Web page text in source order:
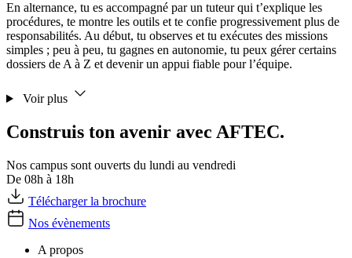
En alternance, tu es accompagné par un tuteur qui t’explique les
procédures, te montre les outils et te confie progressivement plus de
responsabilités. Au début, tu observes et tu exécutes des missions
simples ; peu à peu, tu gagnes en autonomie, tu peux gérer certains
dossiers de A à Z et devenir un appui fiable pour l’équipe.
Voir plus
Construis ton avenir avec AFTEC.
Nos campus sont ouverts du lundi au vendredi
De 08h à 18h
Télécharger la brochure
Nos évènements
A propos